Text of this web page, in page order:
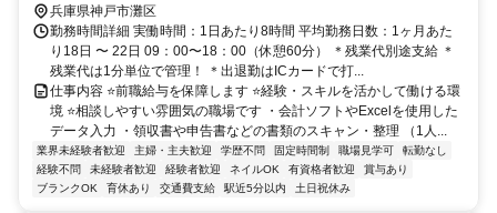
兵庫県神戸市灘区
勤務時間詳細 実働時間：1日あたり8時間 平均勤務日数：1ヶ月あた
り18日 〜 22日 09：00〜18：00（休憩60分） ＊残業代別途支給 ＊
残業代は1分単位で管理！ ＊出退勤はICカードで打...
仕事内容 ⭐前職給与を保障します ⭐経験・スキルを活かして働ける環
境 ⭐相談しやすい雰囲気の職場です ・会計ソフトやExcelを使用した
データ入力 ・領収書や申告書などの書類のスキャン・整理 （1人...
業界未経験者歓迎 主婦・主夫歓迎 学歴不問 固定時間制 職場見学可
転勤なし
経験不問
未経験者歓迎 経験者歓迎 ネイルOK 有資格者歓迎
賞与あり
ブランクOK
育休あり 交通費支給 駅近5分以内 土日祝休み